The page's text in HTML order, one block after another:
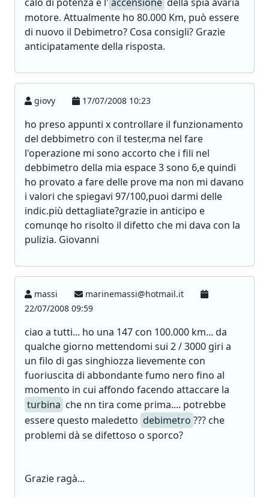
motore. Attualmente ho 80.000 Km, può essere
di nuovo il Debimetro? Cosa consigli? Grazie
anticipatamente della risposta.
giovy 17/07/2008 10:23
ho preso appunti x controllare il funzionamento
del debbimetro con il tester,ma nel fare
l'operazione mi sono accorto che i fili nel
debbimetro della mia espace 3 sono 6,e quindi
ho provato a fare delle prove ma non mi davano
i valori che spiegavi 97/100,puoi darmi delle
indic.più dettagliate?grazie in anticipo e
comunqe ho risolto il difetto che mi dava con la
pulizia. Giovanni
massi
marinemassi@hotmail.it
22/07/2008 09:59
ciao a tutti... ho una 147 con 100.000 km... da
qualche giorno mettendomi sui 2 / 3000 giri a
un filo di gas singhiozza lievemente con
fuoriuscita di abbondante fumo nero fino al
momento in cui affondo facendo attaccare la
turbina che nn tira come prima.... potrebbe
essere questo maledetto debimetro ??? che
problemi dà se difettoso o sporco?
Grazie ragà...